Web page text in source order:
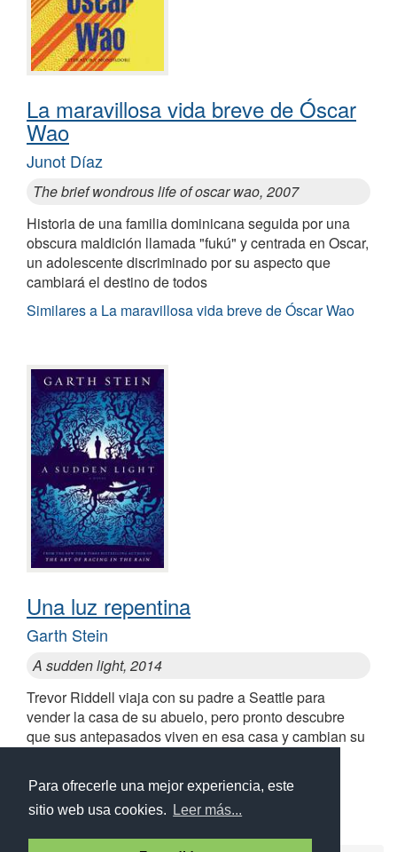
Para ofrecerle una mejor experiencia, este
sitio web usa cookies.
Leer más...
La maravillosa vida breve de Óscar
Wao
Junot Díaz
The brief wondrous life of oscar wao, 2007
Historia de una familia dominicana seguida por una
obscura maldición llamada "fukú" y centrada en Oscar,
un adolescente discriminado por su aspecto que
cambiará el destino de todos
Similares a La maravillosa vida breve de Óscar Wao
Una luz repentina
Garth Stein
A sudden light, 2014
Trevor Riddell viaja con su padre a Seattle para
vender la casa de su abuelo, pero pronto descubre
que sus antepasados viven en esa casa y cambian su
Similares a Una luz repentina